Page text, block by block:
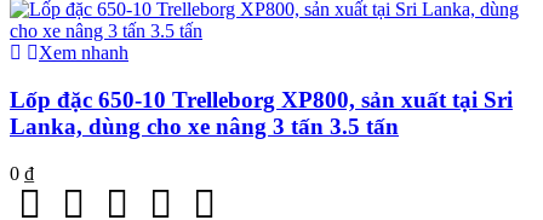
Xem nhanh
Lốp đặc 650-10 Trelleborg XP800, sản xuất tại Sri
Lanka, dùng cho xe nâng 3 tấn 3.5 tấn
0 ₫